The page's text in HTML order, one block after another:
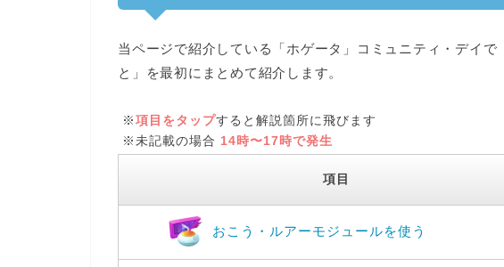
当ページで紹介している「ホゲータ」コミュニティ・デイで
と」
を最初にまとめて紹介します。
※ 項目をタップすると解説箇所に飛びます
※未記載の場合 14時〜17時で発生
項目
おこう・ルアーモジュールを使う